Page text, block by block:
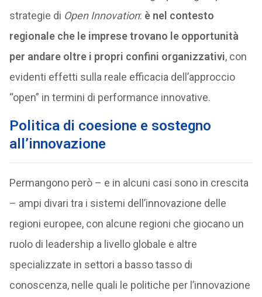
strategie di Open Innovation: è nel contesto
regionale che le imprese trovano le opportunità
per andare oltre i propri confini organizzativi, con
evidenti effetti sulla reale efficacia dell’approccio
“open” in termini di performance innovative.
Politica di coesione e sostegno
all’innovazione
Permangono però – e in alcuni casi sono in crescita
– ampi divari tra i sistemi dell’innovazione delle
regioni europee, con alcune regioni che giocano un
ruolo di leadership a livello globale e altre
specializzate in settori a basso tasso di
conoscenza, nelle quali le politiche per l’innovazione